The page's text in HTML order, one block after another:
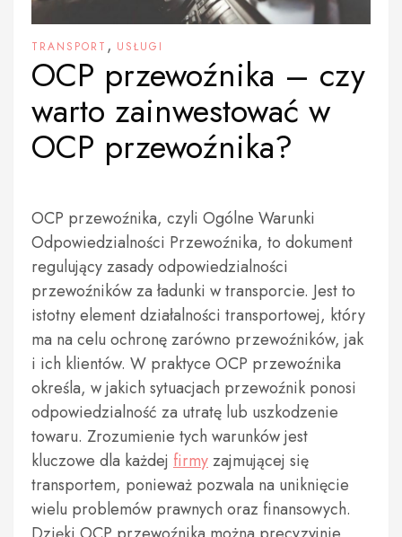
TRANSPORT , USŁUGI
OCP przewoźnika – czy
warto zainwestować w
OCP przewoźnika?
OCP przewoźnika, czyli Ogólne Warunki
Odpowiedzialności Przewoźnika, to dokument
regulujący zasady odpowiedzialności
przewoźników za ładunki w transporcie. Jest to
istotny element działalności transportowej, który
ma na celu ochronę zarówno przewoźników, jak
i ich klientów. W praktyce OCP przewoźnika
określa, w jakich sytuacjach przewoźnik ponosi
odpowiedzialność za utratę lub uszkodzenie
towaru. Zrozumienie tych warunków jest
kluczowe dla każdej firmyzajmującej się
transportem, ponieważ pozwala na uniknięcie
wielu problemów prawnych oraz finansowych.